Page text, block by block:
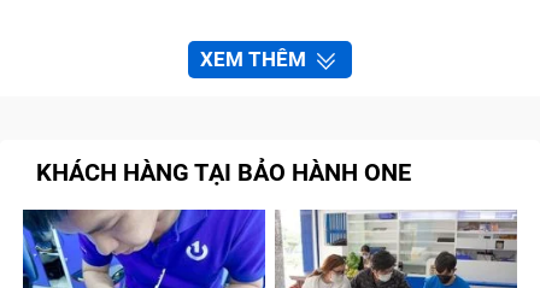
XEM THÊM
KHÁCH HÀNG TẠI BẢO HÀNH ONE